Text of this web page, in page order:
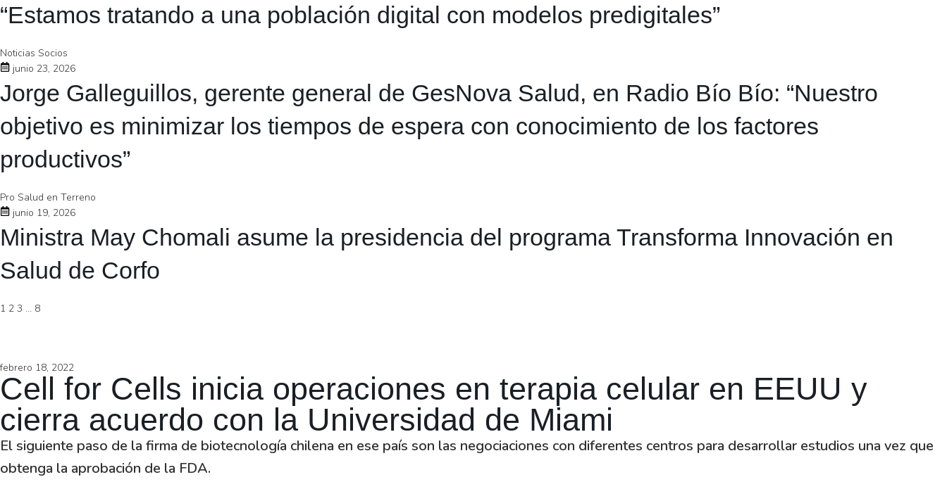
“Estamos tratando a una población digital con modelos predigitales”
Noticias Socios
junio 23, 2026
Jorge Galleguillos, gerente general de GesNova Salud, en Radio Bío Bío: “Nuestro
objetivo es minimizar los tiempos de espera con conocimiento de los factores
productivos”
Pro Salud en Terreno
junio 19, 2026
Ministra May Chomali asume la presidencia del programa Transforma Innovación en
Salud de Corfo
1 2 3 … 8
febrero 18, 2022
Cell for Cells inicia operaciones en terapia celular en EEUU y
cierra acuerdo con la Universidad de Miami
El siguiente paso de la firma de biotecnología chilena en ese país son las negociaciones con diferentes centros para desarrollar estudios una vez que
obtenga la aprobación de la FDA.